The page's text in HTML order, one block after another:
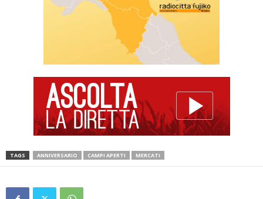
TAGS ANNIVERSARIO CAMPI APERTI MERCATI